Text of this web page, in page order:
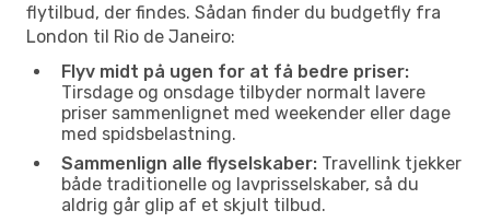
flytilbud, der findes. Sådan finder du budgetfly fra
London til Rio de Janeiro:
Flyv midt på ugen for at få bedre priser:
Tirsdage og onsdage tilbyder normalt lavere
priser sammenlignet med weekender eller dage
med spidsbelastning.
Sammenlign alle flyselskaber: Travellink tjekker
både traditionelle og lavprisselskaber, så du
aldrig går glip af et skjult tilbud.